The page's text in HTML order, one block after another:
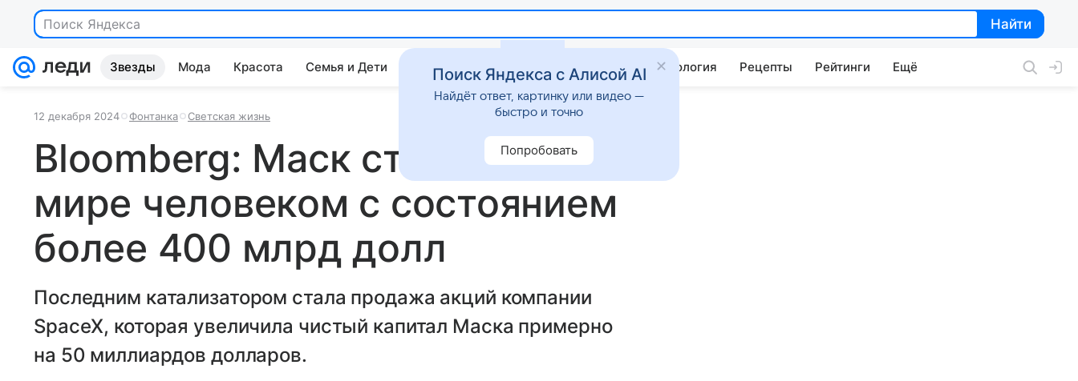
Найти
Найти
Звезды Мода Красота Семья и Дети Дом Гороскопы Стиль жизни Психология Рецепты Рейтинги Ещё
12 декабря 2024 Фонтанка Светская жизнь
Bloomberg: Маск стал первым в
мире человеком с состоянием
более 400 млрд долл
Последним катализатором стала продажа акций компании
SpaceX, которая увеличила чистый капитал Маска примерно
на 50 миллиардов долларов.
Поиск Яндекса с Алисой AI
Найдёт ответ, картинку или видео —
быстро и точно
Попробовать